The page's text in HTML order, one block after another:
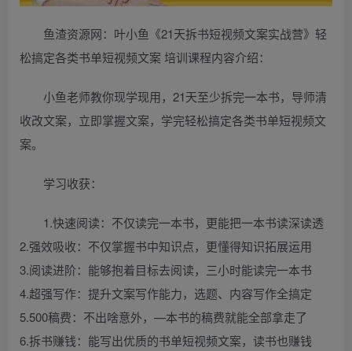
鱼渣资源网：叶小鱼《21天拆书短视频文案实战营》轻
松搞定各类书单短视频文案 培训课程内容介绍：
小鱼老师教你现学现用，21天至少拆完一本书，导师清
收改文案，立即掌握文案，学完轻松搞定各类书单短视频文
案。
学习收获：
1.快速阅读：不仅读完一本书，更能把一本书读深读透
2.强效吸收：不仅掌握书中知识点，更懂得知识拓展运用
3.阅读进阶：能够抱着目标去阅读，三小时能读完一本书
4.超强写作：提升文案写作能力，选题、内容写作全搞定
5.500稿费：不出啥意外，—本书的稿费就能全部拿走了
6.拆书赚钱：能写出优质的书单短视频文案，读书也赚钱